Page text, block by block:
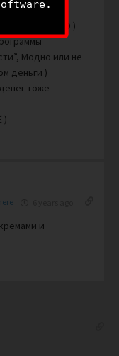
сути они
УСТРОЙСТВО )
Модно или не
деньги )
тоже
)
и